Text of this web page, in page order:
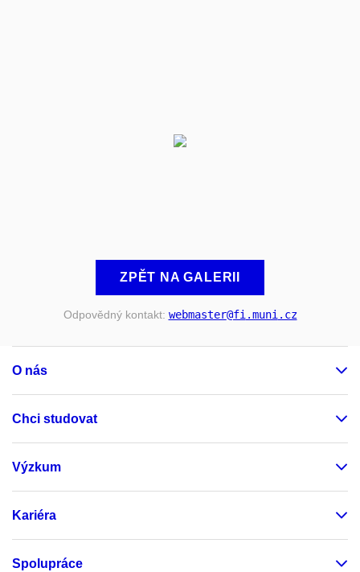
ZPĚT NA GALERII
Odpovědný kontakt: webmaster@fi .muni .cz
O nás
Chci studovat
Výzkum
Kariéra
Spolupráce